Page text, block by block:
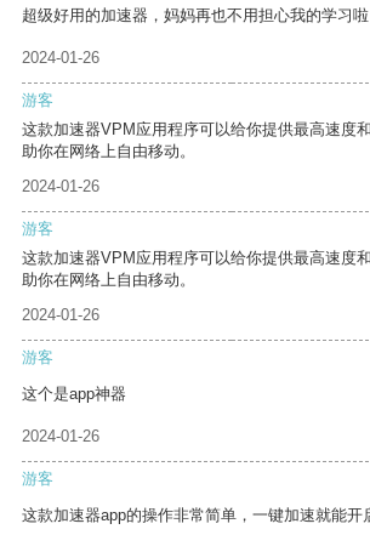
超级好用的加速器，妈妈再也不用担心我的学习啦
2024-01-26
游客
这款加速器VPM应用程序可以给你提供最高速度
助你在网络上自由移动。
2024-01-26
游客
这款加速器VPM应用程序可以给你提供最高速度
助你在网络上自由移动。
2024-01-26
游客
这个是app神器
2024-01-26
游客
这款加速器app的操作非常简单，一键加速就能开